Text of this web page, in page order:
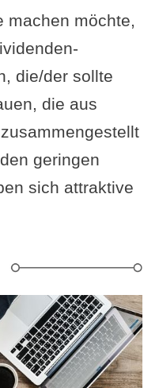
machen möchte,
die/der sollte
die aus
geringen
sich attraktive